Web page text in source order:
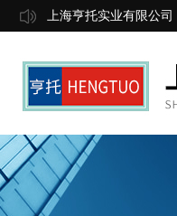
上海亨托实业有限公司